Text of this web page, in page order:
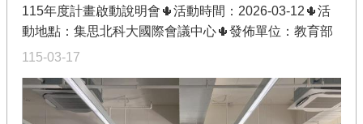
115-03-17
115年度計畫啟動說明會🌵活動時間：2026-03-12🌵活
動地點：集思北科大國際會議中心🌵發佈單位：教育部
智慧創新關鍵人才躍升計畫推動中心🌵活動內容：配合
辦理啟動說明會，由計畫主持人及分項主持人說明計畫
執行、行政配合事項，以及管考重點，並進行各類計畫